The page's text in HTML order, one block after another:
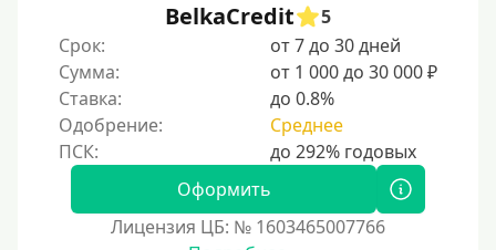
За 15 минут
За час
Срочные
Моментальные онлайн
В день обращения
BelkaCredit
5
Срок:
от 7 до 30 дней
Сумма:
от 1 000 до 30 000 ₽
Ставка:
до 0.8%
Одобрение:
Среднее
Оформить
Лицензия ЦБ: № 1603465007766